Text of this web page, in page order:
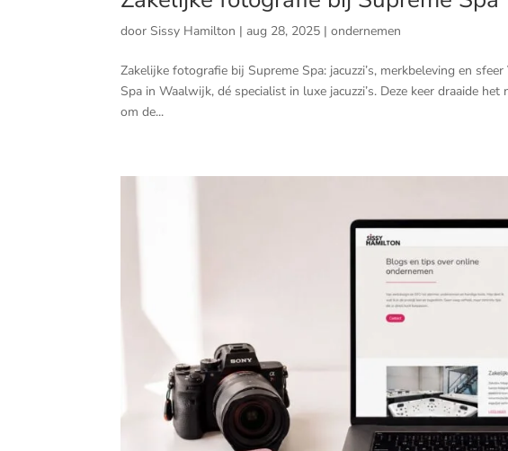
door Sissy Hamilton |aug 28, 2025 |ondernemen
Zakelijke fotografie bij Supreme Spa: jacuzzi’s, merkbeleving en
Spa in Waalwijk, dé specialist in luxe jacuzzi’s. Deze keer draaide
om de...